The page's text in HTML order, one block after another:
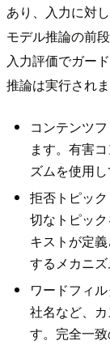
あり、入力に対
モデル推論の前
入力評価でガー
推論は実行されま
コンテンツ
ます。有害
ズムを使用し
拒否トピッ
切なトピッ
キストが定
するメカニズ
ワードフィ
社名など、
す。完全一